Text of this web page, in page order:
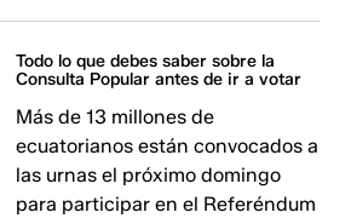
Todo lo que debes saber sobre la
Consulta Popular antes de ir a votar
Más de 13 millones de
ecuatorianos están convocados a
las urnas el próximo domingo
para participar en el Referéndum